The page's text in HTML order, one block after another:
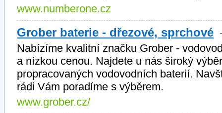
www.numberone.cz
Grober baterie - dřezové, sprchové
Nabízíme kvalitní značku Grober -
a nízkou cenou. Najdete u nás široký
propracovaných vodovodních baterií.
rádi Vám poradíme s výběrem.
www.grober.cz/